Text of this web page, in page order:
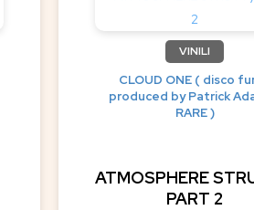
VINILI
CLOUD ONE ( disco
produced by Patrick
RARE )
ATMOSPHERE
PART 2